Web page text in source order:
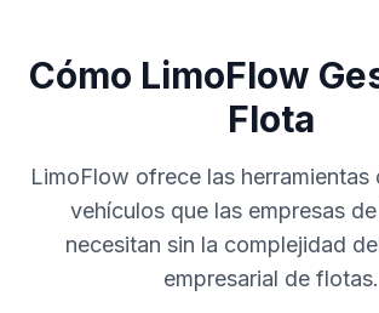
Cómo LimoFlow
Flota
LimoFlow ofrece las herramientas
vehículos que las empresas
necesitan sin la complejidad
empresarial de flotas.